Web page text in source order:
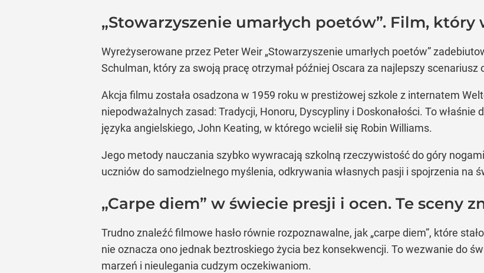
„Stowarzyszenie umarłych poetów”. Film, który
Wyreżyserowane przez Peter Weir „Stowarzyszenie umarłych poetów”
Schulman, który za swoją pracę otrzymał później Oscara za najlepszy scenariusz
Akcja filmu została osadzona w 1959 roku w prestiżowej szkole z internatem
niepodważalnych zasad: Tradycji, Honoru, Dyscypliny i Doskonałości. To
języka angielskiego, John Keating, w którego wcielił się Robin Williams.
Jego metody nauczania szybko wywracają szkolną rzeczywistość do góry
uczniów do samodzielnego myślenia, odkrywania własnych pasji i spojrzenia na
„Carpe diem” w świecie presji i ocen. Te sceny
Trudno znaleźć filmowe hasło równie rozpoznawalne, jak „carpe diem”, które
nie oznacza ono jednak beztroskiego życia bez konsekwencji. To wezwanie do
marzeń i nieulegania cudzym oczekiwaniom.